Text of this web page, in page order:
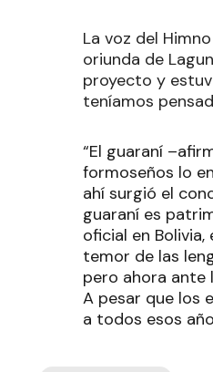
La voz del
oriunda de
proyecto y
teníamos
“El guaraní
formoseños lo
ahí surgió el
guaraní es
oficial en
temor de las
pero ahora ante
A pesar que los
a todos esos